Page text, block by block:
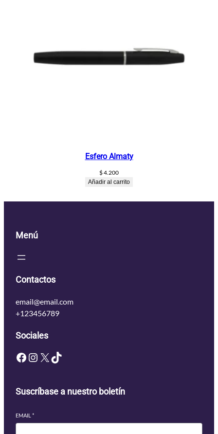
Esfero Almaty
$4.200
Añadir al carrito
Menú
Contactos
email@email.com
+123456789
Sociales
Facebook Instagram X TikTok
Suscríbase a nuestro boletín
EMAIL *